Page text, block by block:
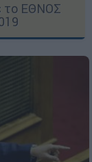
το ΕΘΝΟΣ